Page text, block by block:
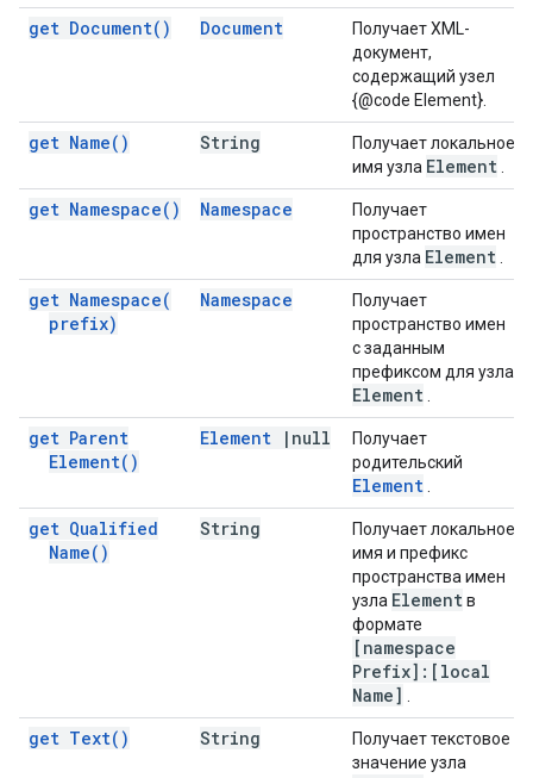
get Document( ) Document
Получает XML-
документ,
содержащий узел
{@code Element}.
get Name( ) String
Получает локальное
имя узла Element
get Namespace( ) Namespace
Получает
пространство имен
для узла Element
get Namespace(
prefix)
Namespace
Получает
пространство имен
с заданным
префиксом для узла
Element
get Parent
Element( )
Element | null
Получает
родительский
Element
get Qualified
Name( )
String
Получает локальное
имя и префикс
пространства имен
узла Elementв
формате
[namespace
Prefix]:[local
Name]
get Text( ) String
Получает текстовое
значение узла